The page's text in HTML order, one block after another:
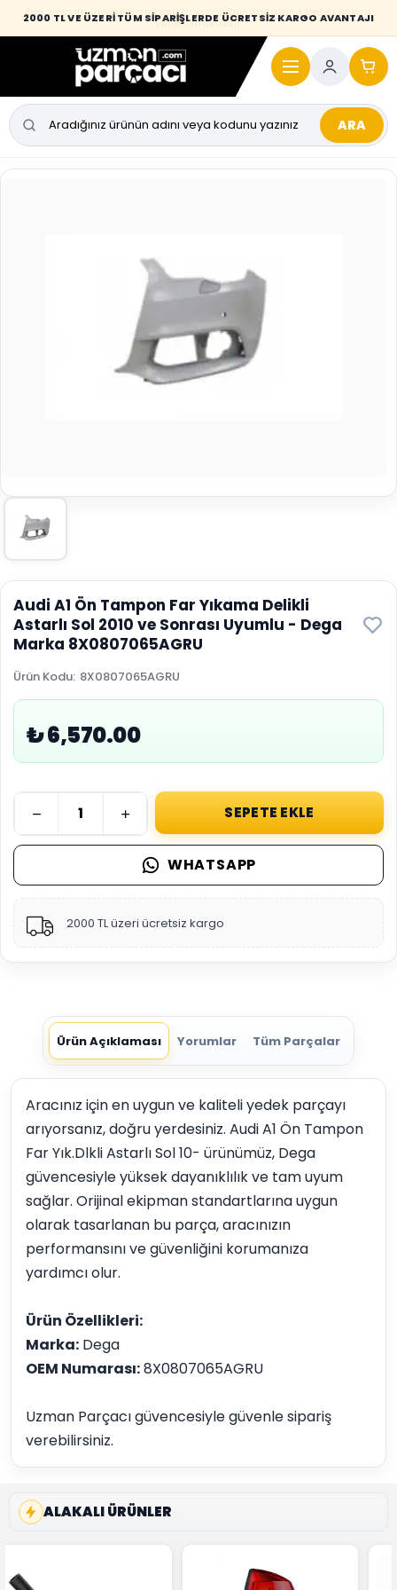
2000 TL VE ÜZERİ TÜM SİPARİŞLERDE ÜCRETSİZ KARGO AVANTAJI
Desi / hacim sınırını aşan kaporta parçalarında taşıma bedeli alıcıya
yansıtılmaktadır.
ARA
Audi A1 Ön Tampon Far Yıkama Delikli
Astarlı Sol 2010 ve Sonrası Uyumlu - Dega
Marka 8X0807065AGRU
Ürün Kodu: 8X0807065AGRU
₺ 6,570.00
SEPETE EKLE
WHATSAPP
2000 TL üzeri ücretsiz kargo
Ürün Açıklaması Yorumlar Tüm Parçalar
Aracınız için en uygun ve kaliteli yedek parçayı
arıyorsanız, doğru yerdesiniz. Audi A1 Ön Tampon
Far Yık.Dlkli Astarlı Sol 10- ürünümüz, Dega
güvencesiyle yüksek dayanıklılık ve tam uyum
sağlar. Orijinal ekipman standartlarına uygun
olarak tasarlanan bu parça, aracınızın
performansını ve güvenliğini korumanıza
yardımcı olur.
Ürün Özellikleri:
Marka: Dega
OEM Numarası:8X0807065AGRU
Uzman Parçacı güvencesiyle güvenle sipariş
verebilirsiniz.
ALAKALI ÜRÜNLER